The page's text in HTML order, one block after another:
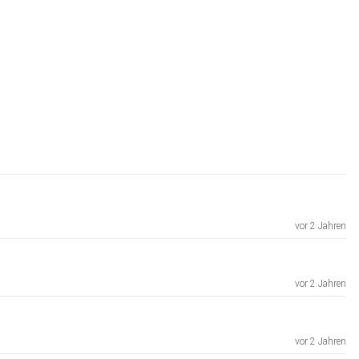
vor 2 Jahren
vor 2 Jahren
vor 2 Jahren